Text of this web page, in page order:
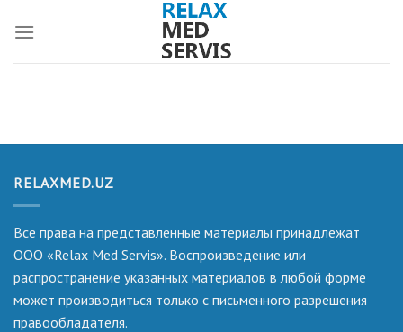
RELAXMED.UZ
Все права на представленные материалы принадлежат
ООО «Relax Med Servis». Воспроизведение или
распространение указанных материалов в любой форме
может производиться только с письменного разрешения
правообладателя.